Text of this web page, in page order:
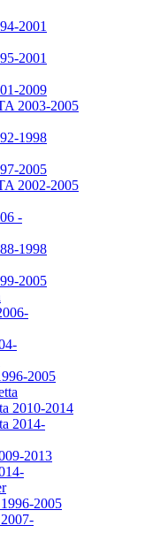
2001
2001
2009
2003-2005
1998
2005
2002-2005
-
1998
2005
2005
2010-2014
2014-
2013
2005